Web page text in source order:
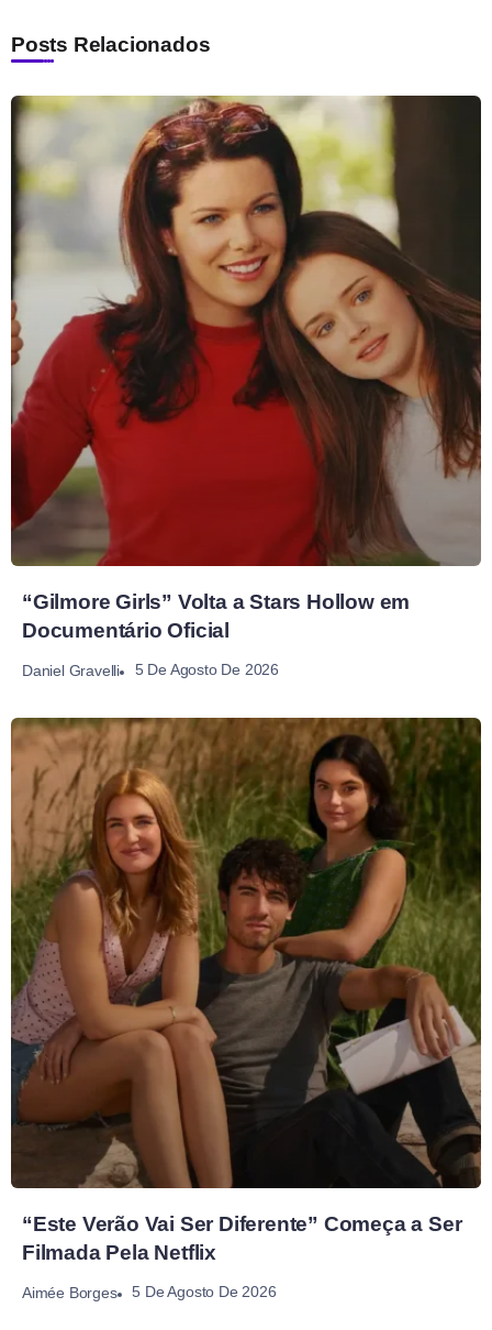
Posts Relacionados
“Gilmore Girls” Volta a Stars Hollow em
Documentário Oficial
Daniel Gravelli 5 De Agosto De 2026
“Este Verão Vai Ser Diferente” Começa a Ser
Filmada Pela Netflix
Aimée Borges 5 De Agosto De 2026